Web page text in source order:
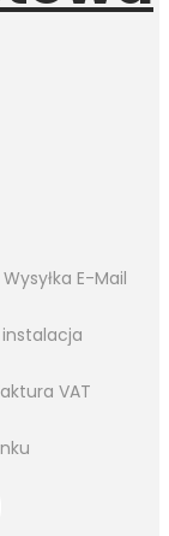
E-Mail
instalacja
VAT